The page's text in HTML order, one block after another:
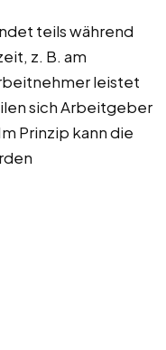
teils während
z. B. am
leistet
sich Arbeitgeber
Prinzip kann die